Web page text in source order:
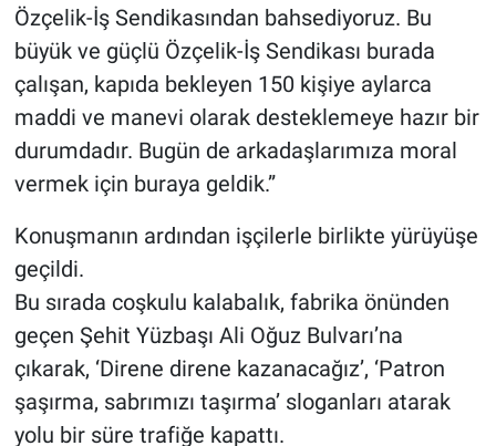
Özçelik-İş Sendikasından bahsediyoruz. Bu
büyük ve güçlü Özçelik-İş Sendikası burada
çalışan, kapıda bekleyen 150 kişiye aylarca
maddi ve manevi olarak desteklemeye hazır bir
durumdadır. Bugün de arkadaşlarımıza moral
vermek için buraya geldik.”
Konuşmanın ardından işçilerle birlikte yürüyüşe
geçildi.
Bu sırada coşkulu kalabalık, fabrika önünden
geçen Şehit Yüzbaşı Ali Oğuz Bulvarı’na
çıkarak, ‘Direne direne kazanacağız’, ‘Patron
şaşırma, sabrımızı taşırma’ sloganları atarak
yolu bir süre trafiğe kapattı.